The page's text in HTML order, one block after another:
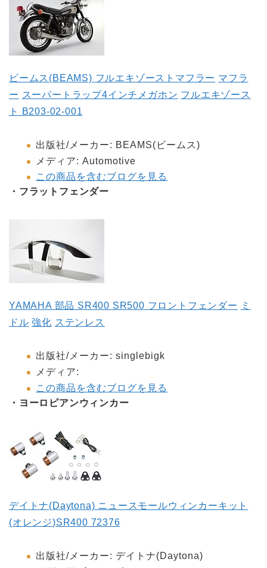
ビームス (BEAMS) フルエキゾーストマフラー マフラ
ー スーパートラップ4インチメガホン フルエキゾース
ト
B203-02-001
出版社/ メーカー: BEAMS(ビームス)
メディア: Automotive
この商品を含むブログを見る
・フラットフェンダー
YAMAHA 部品 SR400 SR500 フロントフェンダー
ミ
ドル 強化 ステンレス
出版社/ メーカー: singlebigk
メディア:
この商品を含むブログを見る
・ヨーロピアンウィンカー
デイトナ(Daytona) ニュースモールウィンカーキット
(オレンジ)SR400 72376
出版社/ メーカー: デイトナ(Daytona)